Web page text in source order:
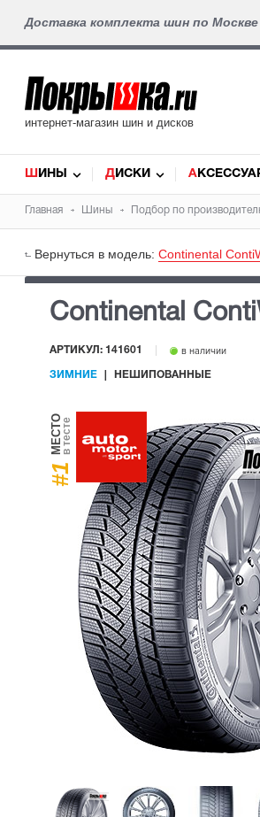
Доставка комплекта шин по
интернет-магазин шин и дисков
ШИНЫ ДИСКИ
Главная Шины Подбор по
Вернуться в модель: Continental
Continental
АРТИКУЛ: 141601 в наличии
ЗИМНИЕ НЕШИПОВАННЫЕ
#1
МЕСТОв тесте